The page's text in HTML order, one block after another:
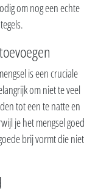
om nog een echte
is een cruciale
om niet te veel
tot een te natte en
je het mengsel goed
brij vormt die niet